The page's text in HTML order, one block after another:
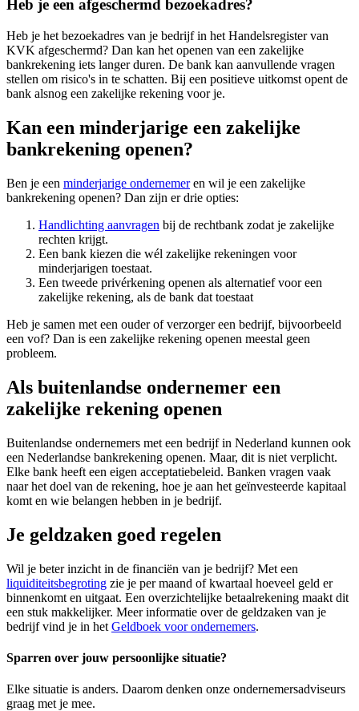
Heb je een afgeschermd bezoekadres?
Heb je het bezoekadres van je bedrijf in het Handelsregister van
KVK afgeschermd? Dan kan het openen van een zakelijke
bankrekening iets langer duren. De bank kan aanvullende vragen
stellen om risico's in te schatten. Bij een positieve uitkomst opent de
bank alsnog een zakelijke rekening voor je.
Kan een minderjarige een zakelijke
bankrekening openen?
Ben je een minderjarige ondernemeren wil je een zakelijke
bankrekening openen? Dan zijn er drie opties:
Handlichting aanvragen bij de rechtbank zodat je zakelijke
rechten krijgt.
Een bank kiezen die wél zakelijke rekeningen voor
minderjarigen toestaat.
Een tweede privérkening openen als alternatief voor een
zakelijke rekening, als de bank dat toestaat
Heb je samen met een ouder of verzorger een bedrijf, bijvoorbeeld
een vof? Dan is een zakelijke rekening openen meestal geen
probleem.
Als buitenlandse ondernemer een
zakelijke rekening openen
Buitenlandse ondernemers met een bedrijf in Nederland kunnen ook
een Nederlandse bankrekening openen. Maar, dit is niet verplicht.
Elke bank heeft een eigen acceptatiebeleid. Banken vragen vaak
naar het doel van de rekening, hoe je aan het geïnvesteerde kapitaal
komt en wie belangen hebben in je bedrijf.
Je geldzaken goed regelen
Wil je beter inzicht in de financiën van je bedrijf? Met een
liquiditeitsbegroting zie je per maand of kwartaal hoeveel geld er
binnenkomt en uitgaat. Een overzichtelijke betaalrekening maakt dit
een stuk makkelijker. Meer informatie over de geldzaken van je
bedrijf vind je in het Geldboek voor ondernemers.
Sparren over jouw persoonlijke situatie?
Elke situatie is anders. Daarom denken onze ondernemersadviseurs
graag met je mee.